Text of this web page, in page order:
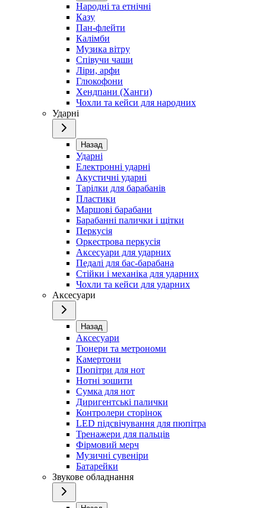
Народні та етнічні
Казу
Пан-флейти
Калімби
Музика вітру
Співучи чаши
Ліри, арфи
Глюкофони
Хендпани (Ханги)
Чохли та кейси для народних
Ударні
Назад
Ударні
Електронні ударні
Акустичні ударні
Тарілки для барабанів
Пластики
Маршові барабани
Барабанні палички і щітки
Перкусія
Оркестрова перкусія
Аксесуари для ударних
Педалі для бас-барабана
Стійки і механіка для ударних
Чохли та кейси для ударних
Аксесуари
Назад
Аксесуари
Тюнери та метрономи
Камертони
Пюпітри для нот
Нотні зошити
Сумка для нот
Диригентські палички
Контролери сторінок
LED підсвічування для пюпітра
Тренажери для пальців
Фірмовий мерч
Музичні сувеніри
Батарейки
Звукове обладнання